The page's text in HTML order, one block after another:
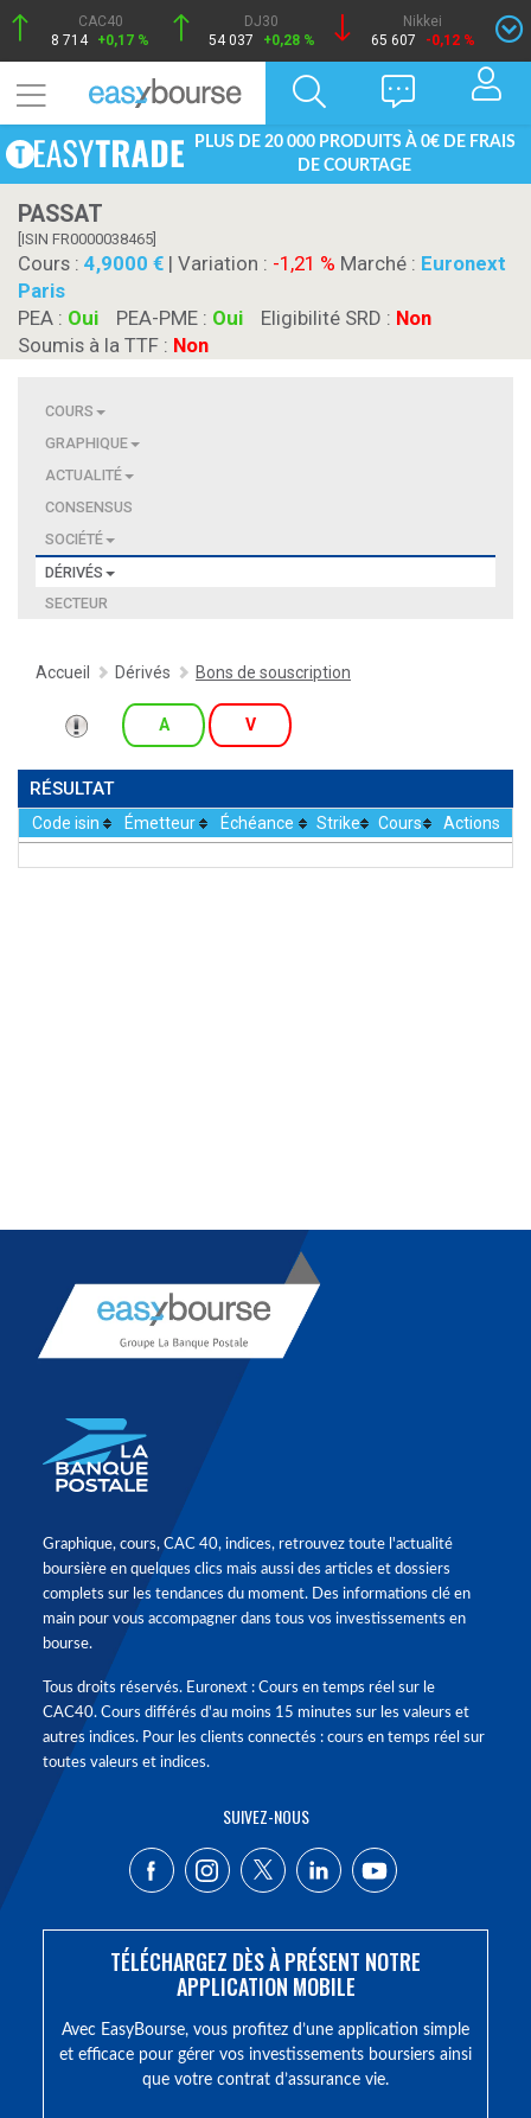
CAC40
8 714 +0,17 %
DJ30
54 037
+0,28 %
Nikkei
65 607
-0,12 %
PLUS DE 20 000 PRODUITS À 0€ DE FRAIS
DE COURTAGE
PASSAT
[ISIN FR0000038465]
Cours : 4,9000 | Variation : -1,21 % Marché : Euronext
Paris
PEA : Oui PEA-PME : Oui Eligibilité SRD : Non
Soumis à la TTF : Non
COURS
GRAPHIQUE
ACTUALITÉ
CONSENSUS
SOCIÉTÉ
DÉRIVÉS
SECTEUR
Accueil Dérivés Bons de souscription
A V
RÉSULTAT
Code isin Émetteur Échéance Strike Cours Actions
Graphique, cours, CAC 40, indices, retrouvez toute l'actualité
boursière en quelques clics mais aussi des articles et dossiers
complets sur les tendances du moment. Des informations clé en
main pour vous accompagner dans tous vos investissements en
bourse.
Tous droits réservés. Euronext : Cours en temps réel sur le
CAC40. Cours différés d'au moins 15 minutes sur les valeurs et
autres indices. Pour les clients connectés : cours en temps réel sur
toutes valeurs et indices.
SUIVEZ-NOUS
TÉLÉCHARGEZ DÈS À PRÉSENT NOTRE
APPLICATION MOBILE
Avec EasyBourse, vous profitez d’une application simple
et efficace pour gérer vos investissements boursiers ainsi
que votre contrat d’assurance vie.